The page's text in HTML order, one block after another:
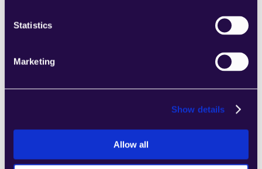
Statistics
Marketing
Show details
Allow all
Construido por